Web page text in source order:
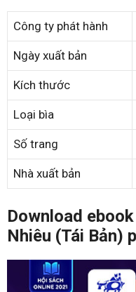
Công ty phát hành
Ngày xuất bản
Kích thước
Loại bìa
Số trang
Nhà xuất bản
Download
Nhiêu (Tái Bản)